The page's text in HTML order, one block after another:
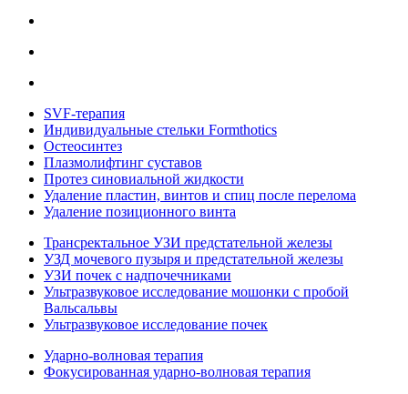
SVF-терапия
Индивидуальные стельки Formthotics
Остеосинтез
Плазмолифтинг суставов
Протез синовиальной жидкости
Удаление пластин, винтов и спиц после перелома
Удаление позиционного винта
Трансректальное УЗИ предстательной железы
УЗД мочевого пузыря и предстательной железы
УЗИ почек с надпочечниками
Ультразвуковое исследование мошонки с пробой
Вальсальвы
Ультразвуковое исследование почек
Ударно-волновая терапия
Фокусированная ударно-волновая терапия